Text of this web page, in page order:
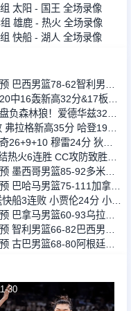
太阳 - 国王 全场录像
雄鹿 - 热火 全场录像
快船 - 湖人 全场录像
30